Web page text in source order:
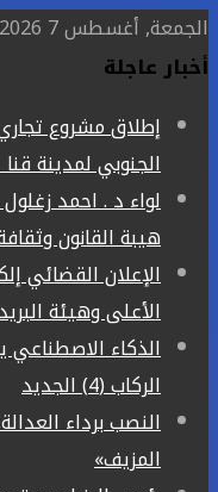
الجمعة, أغسطس 7 2026
أخبار عاجلة
إطلاق مشروع
الجنوبي لمدينة
لواء د . احمد
هيبة القانون
الإعلان القضائي
الأعلى وهيئة
الذكاء
الركاب (4) الجديد
النصب برداء
المزيف»